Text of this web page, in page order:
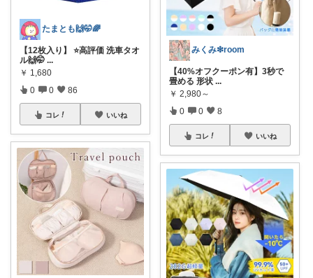
たまとも🙌🤭🌈
【12枚入り】 ⭐️高評価 洗車タオ
ル🙌🤭 ...
￥ 1,680
0 0 86
コレ いいね
みくみ❇room
【40%オフクーポン有】3秒で
畳める 形状 ...
￥ 2,980～
0 0 8
コレ いいね